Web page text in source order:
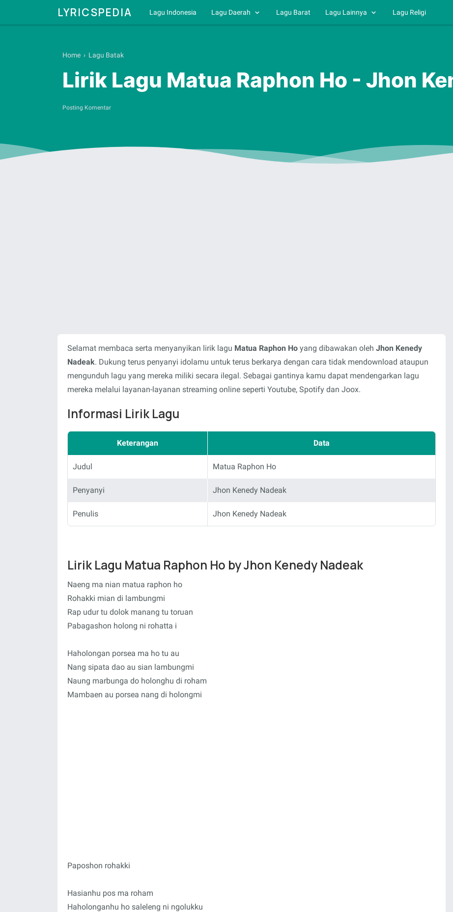
LYRICSPEDIA Lagu Indonesia Lagu Daerah Lagu Barat Lagu Lainnya Lagu Religi
Home › Lagu Batak
Lirik Lagu Matua Raphon Ho - Jhon
Posting Komentar
Selamat membaca serta menyanyikan lirik lagu Matua Raphon Ho yang dibawakan oleh Jhon Kenedy
Nadeak. Dukung terus penyanyi idolamu untuk terus berkarya dengan cara tidak mendownload ataupun
mengunduh lagu yang mereka miliki secara ilegal. Sebagai gantinya kamu dapat mendengarkan lagu
mereka melalui layanan-layanan streaming online seperti Youtube, Spotify dan Joox.
Informasi Lirik Lagu
Keterangan Data
Judul Matua Raphon Ho
Penyanyi Jhon Kenedy Nadeak
Penulis Jhon Kenedy Nadeak
Lirik Lagu Matua Raphon Ho by Jhon Kenedy Nadeak
Naeng ma nian matua raphon ho
Rohakki mian di lambungmi
Rap udur tu dolok manang tu toruan
Pabagashon holong ni rohatta i
Haholongan porsea ma ho tu au
Nang sipata dao au sian lambungmi
Naung marbunga do holonghu di roham
Mambaen au porsea nang di holongmi
Paposhon rohakki
Hasianhu pos ma roham
Haholonganhu ho saleleng ni ngolukku